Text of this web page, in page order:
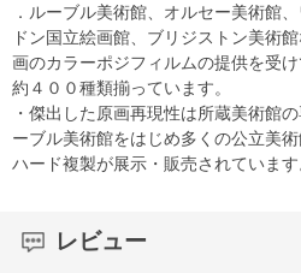
．ルーブル美術館、オルセー美術館
ドン国立絵画館、ブリジストン美術
画のカラーポジフィルムの提供を受
約４００種類揃っています。
・傑出した原画再現性は所蔵美術館
ーブル美術館をはじめ多くの公立美
ハード複製が展示・販売されています
レビュー